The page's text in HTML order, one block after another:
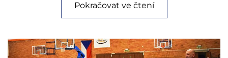
Pokračovat ve čtení